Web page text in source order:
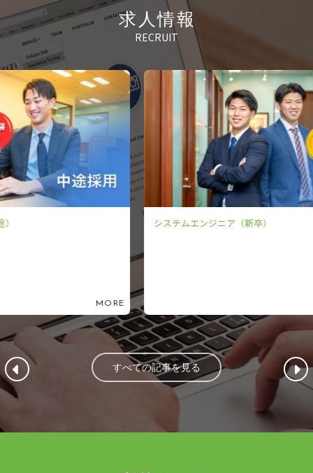
求人情報
RECRUIT
システムエンジニア（新卒）
すべての記事を見る